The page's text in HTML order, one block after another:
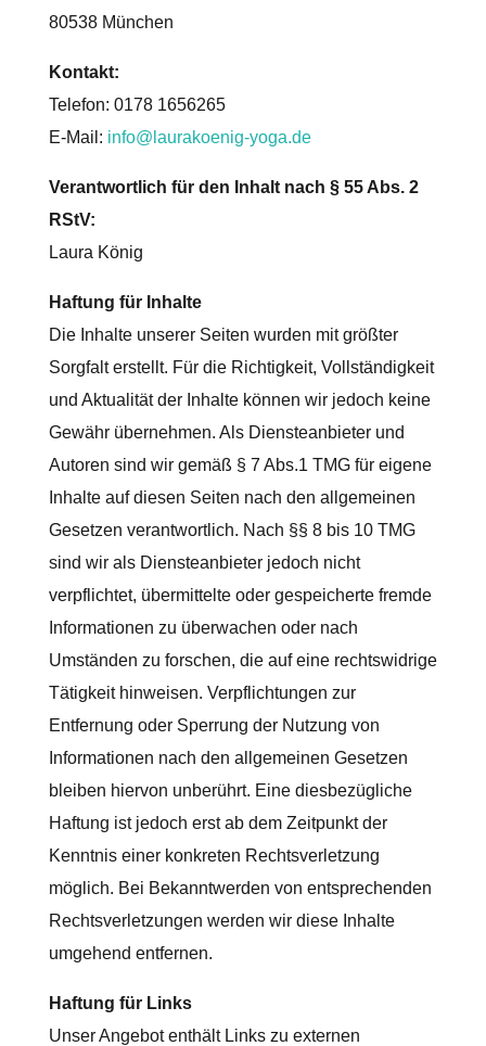
80538 München
Kontakt:
Telefon: 0178 1656265
E-Mail: info@laurakoenig-yoga.de
Verantwortlich für den Inhalt nach § 55 Abs. 2
RStV:
Laura König
Haftung für Inhalte
Die Inhalte unserer Seiten wurden mit größter
Sorgfalt erstellt. Für die Richtigkeit, Vollständigkeit
und Aktualität der Inhalte können wir jedoch keine
Gewähr übernehmen. Als Diensteanbieter und
Autoren sind wir gemäß § 7 Abs.1 TMG für eigene
Inhalte auf diesen Seiten nach den allgemeinen
Gesetzen verantwortlich. Nach §§ 8 bis 10 TMG
sind wir als Diensteanbieter jedoch nicht
verpflichtet, übermittelte oder gespeicherte fremde
Informationen zu überwachen oder nach
Umständen zu forschen, die auf eine rechtswidrige
Tätigkeit hinweisen. Verpflichtungen zur
Entfernung oder Sperrung der Nutzung von
Informationen nach den allgemeinen Gesetzen
bleiben hiervon unberührt. Eine diesbezügliche
Haftung ist jedoch erst ab dem Zeitpunkt der
Kenntnis einer konkreten Rechtsverletzung
möglich. Bei Bekanntwerden von entsprechenden
Rechtsverletzungen werden wir diese Inhalte
umgehend entfernen.
Haftung für Links
Unser Angebot enthält Links zu externen